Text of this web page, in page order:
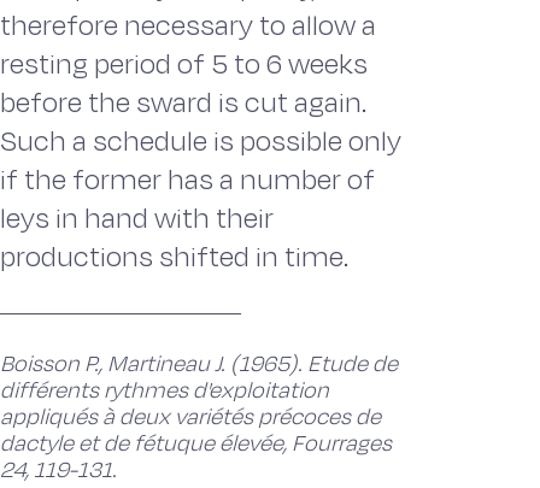
therefore necessary to allow a
resting period of 5 to 6 weeks
before the sward is cut again.
Such a schedule is possible only
if the former has a number of
leys in hand with their
productions shifted in time.
Boisson P., Martineau J. (1965). Etude de
différents rythmes d'exploitation
appliqués à deux variétés précoces de
dactyle et de fétuque élevée, Fourrages
24, 119-131.